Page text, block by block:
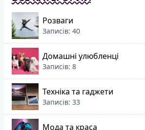
Розваги
Записів: 40
Домашні улюбленці
Записів: 8
Техніка та гаджети
Записів: 33
Мода та краса